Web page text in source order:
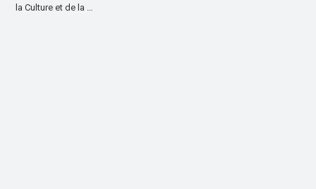
la Culture et de la …